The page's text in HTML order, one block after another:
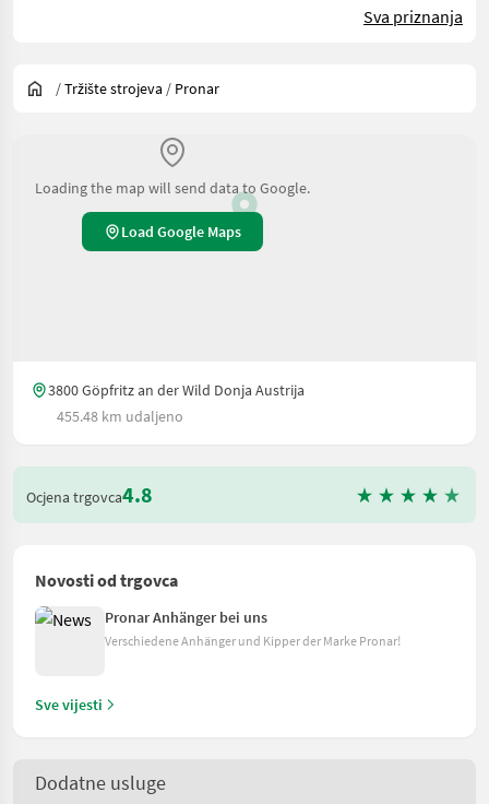
Sva priznanja
/Tržište strojeva / Pronar
Loading the map will send data to Google.
Load Google Maps
3800 Göpfritz an der Wild Donja Austrija
455.48 km udaljeno
Ocjena trgovca4.8
Novosti od trgovca
Pronar Anhänger bei uns
Verschiedene Anhänger und Kipper der Marke Pronar!
Sve vijesti
Dodatne usluge